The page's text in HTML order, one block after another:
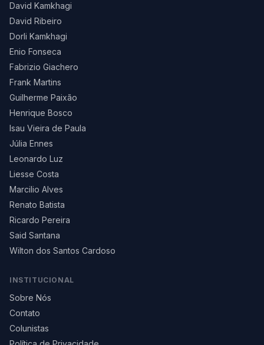
David Kamkhagi
David Ribeiro
Dorli Kamkhagi
Enio Fonseca
Fabrizio Giachero
Frank Martins
Guilherme Paixão
Henrique Bosco
Isau Vieira de Paula
Júlia Ennes
Leonardo Luz
Liesse Costa
Marcilio Alves
Renato Batista
Ricardo Pereira
Said Santana
Wilton dos Santos Cardoso
INSTITUCIONAL
Sobre Nós
Contato
Colunistas